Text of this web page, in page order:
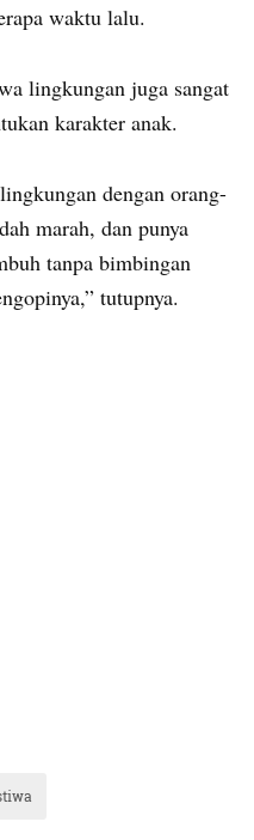
waktu lalu.
lingkungan juga sangat
karakter anak.
dengan orang-
marah, dan punya
tanpa bimbingan
tutupnya.